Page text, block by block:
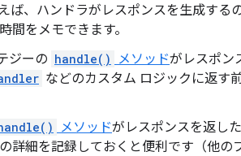
ば、ハンドラがレスポンスを生成する
間をメモできます。
ジーの handle() メソッドがレスポン
などのカスタム ロジックに返す
メソッドがレスポンスを返し
詳細を記録しておくと便利です（他の